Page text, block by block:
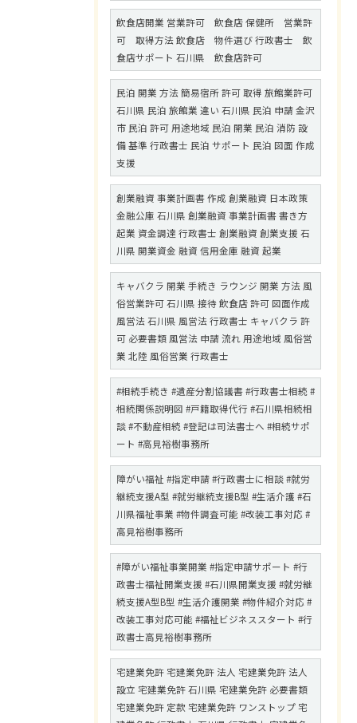
飲食店開業 営業許可 飲食店 保健所 営業許
可 取得方法 飲食店 物件選び 行政書士 飲
食店サポート 石川県 飲食店許可
民泊 開業 方法 簡易宿所 許可 取得 旅館業許可
石川県 民泊 旅館業 違い 石川県 民泊 申請 金沢
市 民泊 許可 用途地域 民泊 開業 民泊 消防 設
備 基準 行政書士 民泊 サポート 民泊 図面 作成
支援
創業融資 事業計画書 作成 創業融資 日本政策
金融公庫 石川県 創業融資 事業計画書 書き方
起業 資金調達 行政書士 創業融資 創業支援 石
川県 開業資金 融資 信用金庫 融資 起業
キャバクラ 開業 手続き ラウンジ 開業 方法 風
俗営業許可 石川県 接待 飲食店 許可 図面作成
風営法 石川県 風営法 行政書士 キャバクラ 許
可 必要書類 風営法 申請 流れ 用途地域 風俗営
業 北陸 風俗営業 行政書士
#相続手続き #遺産分割協議書 #行政書士相続 #
相続関係説明図 #戸籍取得代行 #石川県相続相
談 #不動産相続 #登記は司法書士へ #相続サポ
ート #高見裕樹事務所
障がい福祉 #指定申請 #行政書士に相談 #就労
継続支援A型 #就労継続支援B型 #生活介護 #石
川県福祉事業 #物件調査可能 #改装工事対応 #
高見裕樹事務所
#障がい福祉事業開業 #指定申請サポート #行
政書士福祉開業支援 #石川県開業支援 #就労継
続支援A型B型 #生活介護開業 #物件紹介対応 #
改装工事対応可能 #福祉ビジネススタート #行
政書士高見裕樹事務所
宅建業免許 宅建業免許 法人 宅建業免許 法人
設立 宅建業免許 石川県 宅建業免許 必要書類
宅建業免許 定款 宅建業免許 ワンストップ 宅